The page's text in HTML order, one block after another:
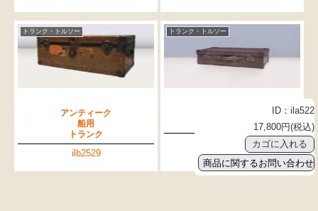
ID：ila522
17,800円(税込)
商品に関するお問い合わせ
トランク・トルソー
アンティーク
船用
トランク
ilb2529
トランク・トルソー
iloo047